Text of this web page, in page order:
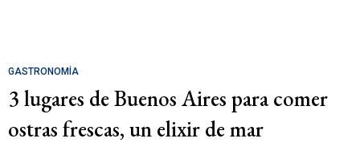
GASTRONOMÍA
3 lugares de Buenos Aires para comer
ostras frescas, un elixir de mar